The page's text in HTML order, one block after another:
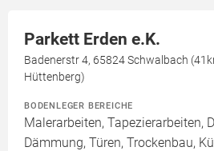
Parkett Erden e.K.
Badenerstr 4, 65824 Schwalbach
Hüttenberg)
BODENLEGER BEREICHE
Malerarbeiten, Tapezierarbeiten,
Dämmung, Türen, Trockenbau,